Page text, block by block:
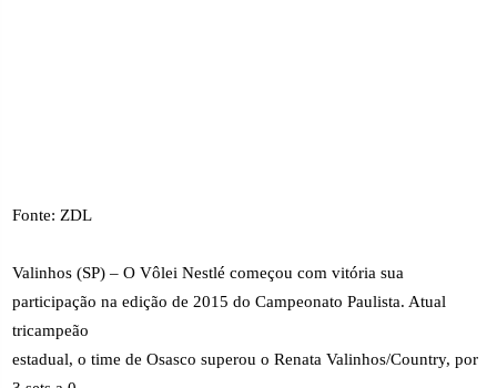
Fonte: ZDL
Valinhos (SP) – O Vôlei Nestlé começou com vitória sua
participação na edição de 2015 do Campeonato Paulista. Atual
tricampeão
estadual, o time de Osasco superou o Renata Valinhos/Country, por